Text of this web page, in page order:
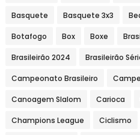
Basquete Basquete 3x3
Botafogo Box Boxe
Brasileirão 2024 Brasileirão
Campeonato Brasileiro
Canoagem Slalom Carioca
Champions League Ciclismo